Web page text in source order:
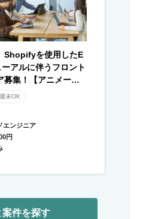
Shopifyを使用したE
アルに伴うフロント
募集！【アニメーシ
末OK
エンジニア
円
案件を探す